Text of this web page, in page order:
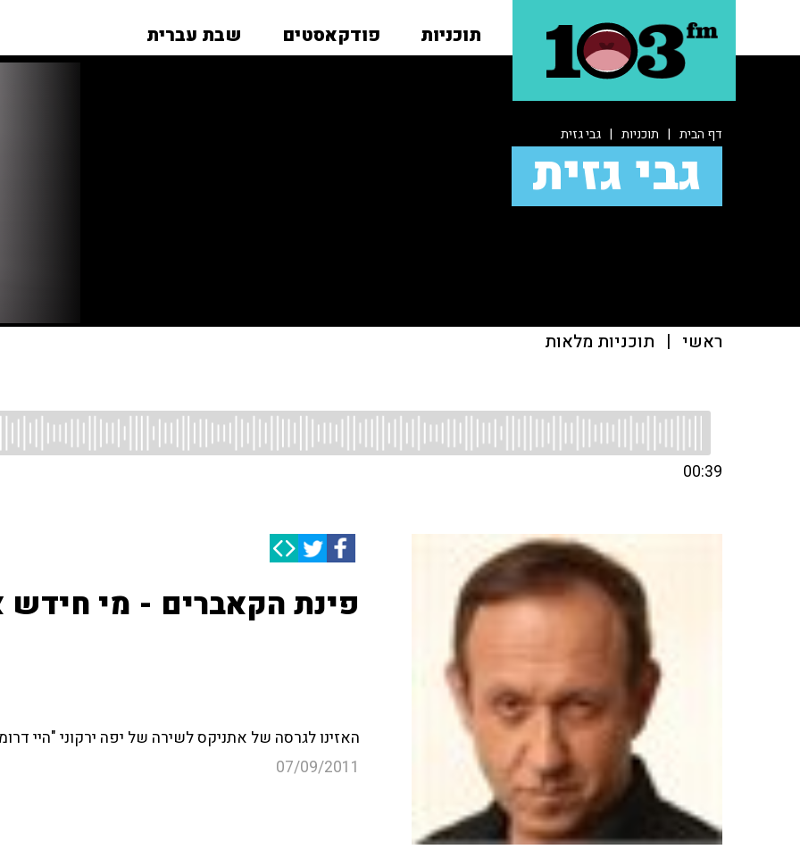
תוכניות פודקאסטים שבת עברית
דף הבית | תוכניות | גבי גזית
גבי גזית
ראשי | תוכניות מלאות
00:39
פינת הקאברים - מי חידש
האזינו לגרסה של אתניקס לשירה של יפה ירקוני "היי
07/09/2011